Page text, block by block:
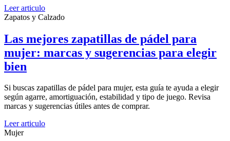
Leer articulo
Zapatos y Calzado
Las mejores zapatillas de pádel para
mujer: marcas y sugerencias para elegir
bien
Si buscas zapatillas de pádel para mujer, esta guía te ayuda a elegir
según agarre, amortiguación, estabilidad y tipo de juego. Revisa
marcas y sugerencias útiles antes de comprar.
Leer articulo
Mujer